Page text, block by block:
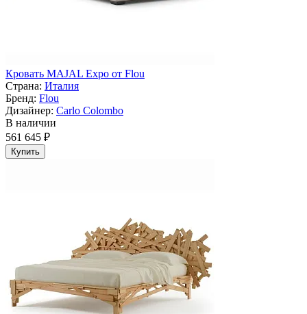
Кровать MAJAL Expo от Flou
Страна: Италия
Бренд: Flou
Дизайнер: Carlo Colombo
В наличии
561 645 ₽
Купить